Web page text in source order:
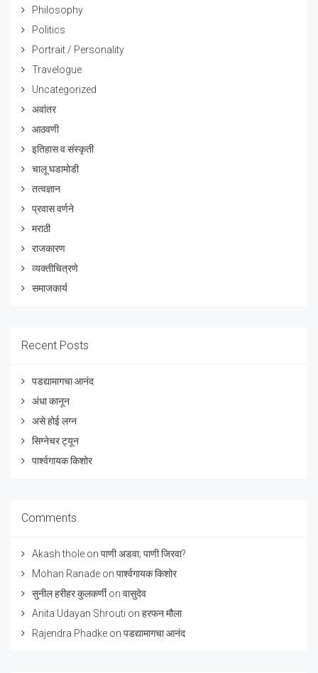
Philosophy
Politics
Portrait / Personality
Travelogue
Uncategorized
अवांतर
आठवणी
इतिहास व संस्कृती
चालू घडामोडी
तत्वज्ञान
प्रवास वर्णने
मराठी
राजकारण
व्यक्तीचित्रणे
समाजकार्य
Recent Posts
पडद्यामागचा आनंद
अंधा कानून
असे होई लग्न
सिग्नेचर ट्यून
पार्श्वगायक किशोर
Comments
Akash thole on पाणी अडवा; पाणी जिरवा?
Mohan Ranade on पार्श्वगायक किशोर
सुनील हरीहर कुलकर्णीon वासुदेव
Anita Udayan Shrouti on हरफन मौला
Rajendra Phadke on पडद्यामागचा आनंद